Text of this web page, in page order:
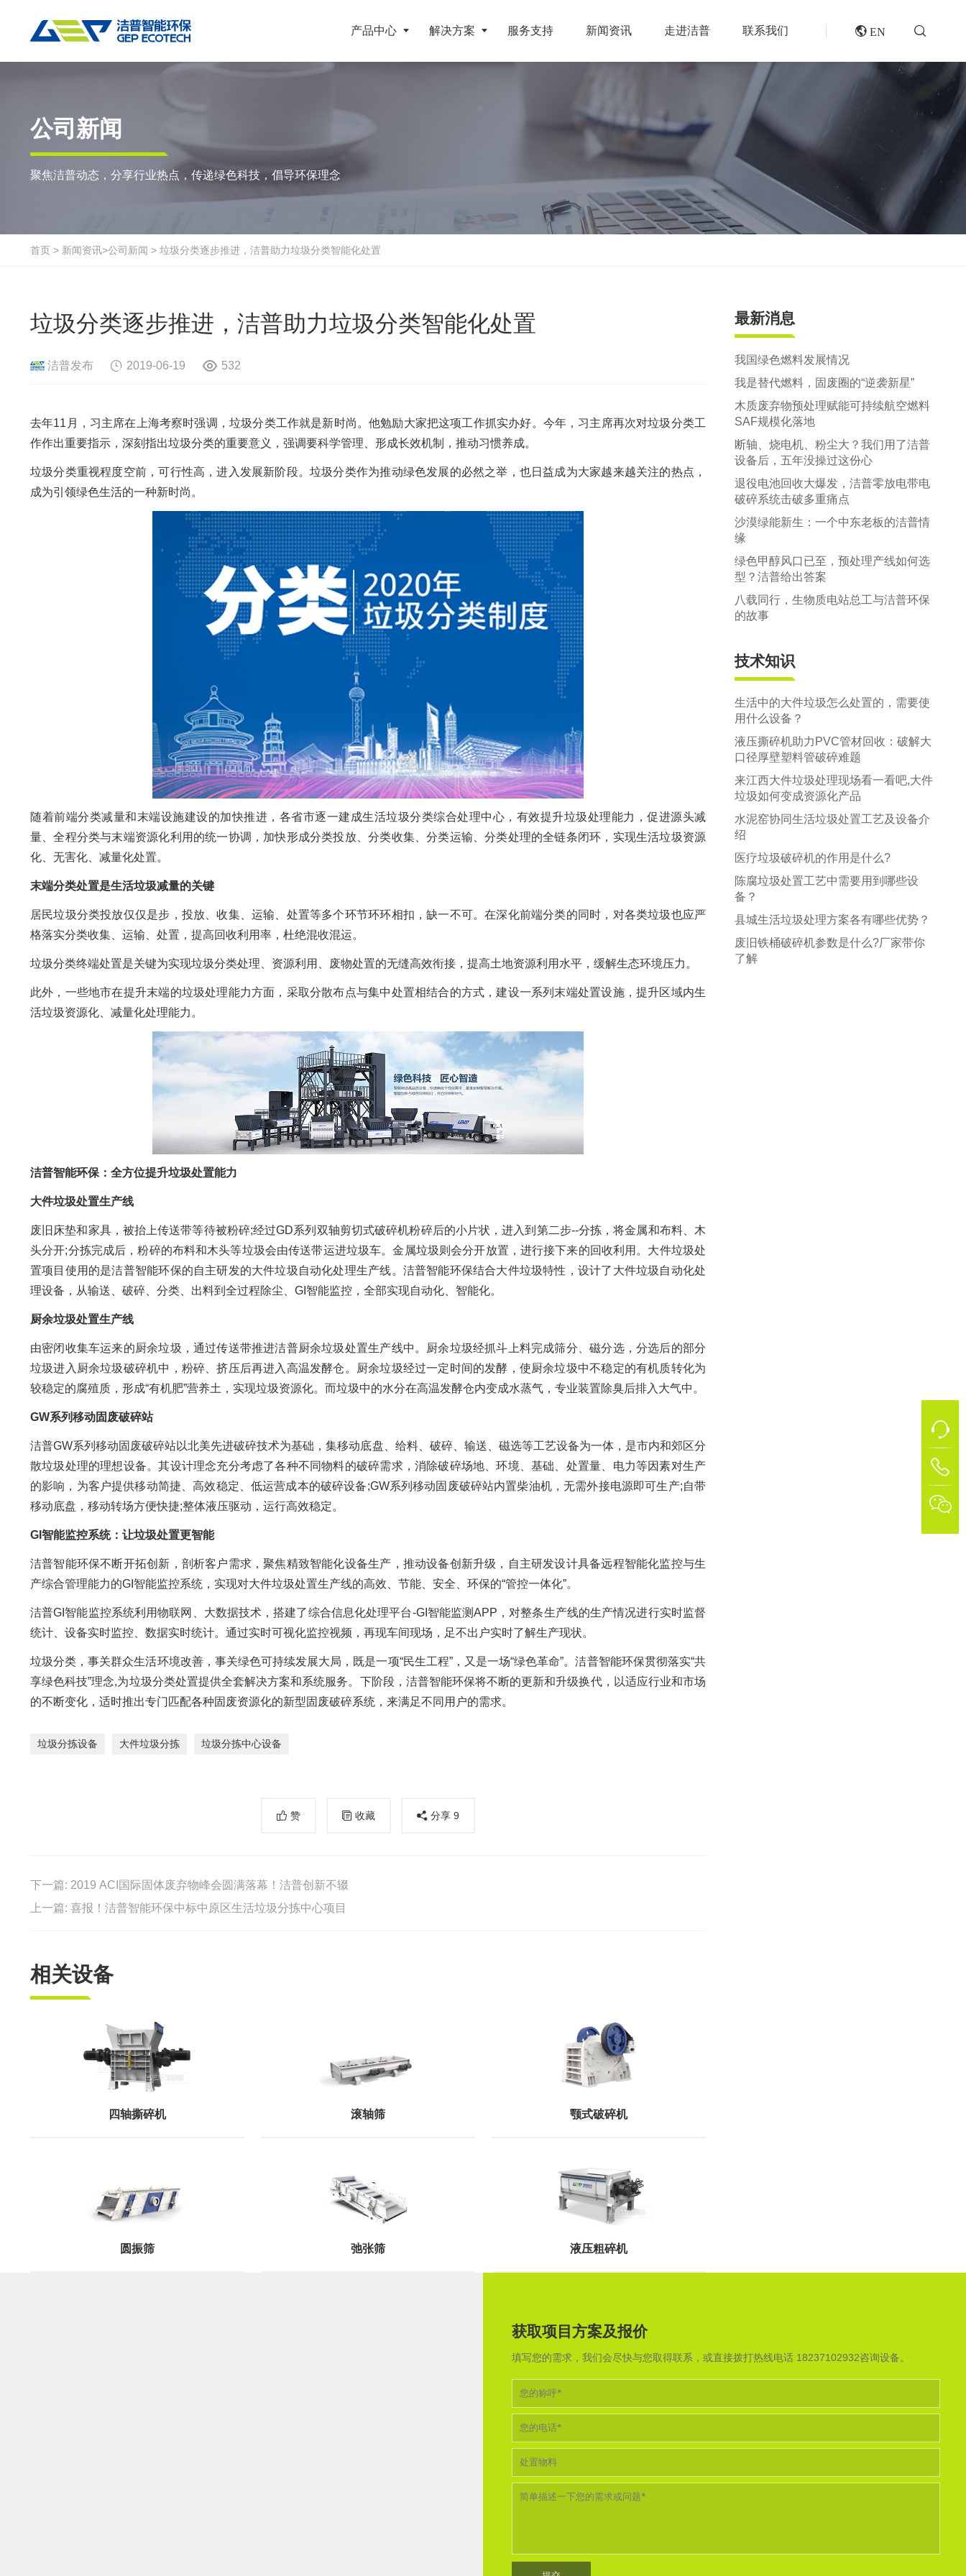
产品中心
撕碎设备
双轴撕碎机
单轴撕碎机
液压粗碎机
环锤式粉碎机
鼓式粉碎机
通用型粉碎机
破碎设备
立轴冲击式破碎机
挤压成型设备
生物质颗粒机
液压打包机
封闭式破碎系统
废轮胎热解系统
橡胶破胶机组
分选分离设备
滚筒筛
磁选机
涡电流分选机
解决方案
重点应用
RDF/SRF燃料制备系统
大件垃圾资源化系统
生物质资源化系统
危险废物资源化系统
陈腐垃圾 废电池
风电叶片 废旧电缆
废桶 硬盘
废旧电路板 旧沙发床垫
江苏地区年产10万吨废纺替代燃料生产线
北京某再生资源分拣中心项目
江西大件垃圾资源化处置项目
浙江工业固废RDF燃料生产线
广东移动式建筑垃圾处理项目
专题报道
风电叶片回收处理方案及核心设备
垃圾衍生燃料RDF/SRF生产线系统
再生资源绿色分拣中心的建设规划和设备选择
水泥窑协同处置固废预处理系统
郑州市中原区生活垃圾分拣中心项目
建筑,装修,大件垃圾三位一体联合处置
服务支持 新闻资讯 走进洁普 联系我们  EN
公司新闻
聚焦洁普动态，分享行业热点，传递绿色科技，倡导环保理念
首页 > 新闻资讯>公司新闻 > 垃圾分类逐步推进，洁普助力垃圾分类智能化处置
垃圾分类逐步推进，洁普助力垃圾分类智能化处置
洁普发布 2019-06-19 532
去年11月，习主席在上海考察时强调，垃圾分类工作就是新时尚。他勉励大家把这项工作抓实办好。今年，习主席再次对垃圾分类工
作作出重要指示，深刻指出垃圾分类的重要意义，强调要科学管理、形成长效机制，推动习惯养成。
垃圾分类重视程度空前，可行性高，进入发展新阶段。垃圾分类作为推动绿色发展的必然之举，也日益成为大家越来越关注的热点，
成为引领绿色生活的一种新时尚。
随着前端分类减量和末端设施建设的加快推进，各省市逐一建成生活垃圾分类综合处理中心，有效提升垃圾处理能力，促进源头减
量、全程分类与末端资源化利用的统一协调，加快形成分类投放、分类收集、分类运输、分类处理的全链条闭环，实现生活垃圾资源
化、无害化、减量化处置。
末端分类处置是生活垃圾减量的关键
居民垃圾分类投放仅仅是步，投放、收集、运输、处置等多个环节环环相扣，缺一不可。在深化前端分类的同时，对各类垃圾也应严
格落实分类收集、运输、处置，提高回收利用率，杜绝混收混运。
垃圾分类终端处置是关键为实现垃圾分类处理、资源利用、废物处置的无缝高效衔接，提高土地资源利用水平，缓解生态环境压力。
此外，一些地市在提升末端的垃圾处理能力方面，采取分散布点与集中处置相结合的方式，建设一系列末端处置设施，提升区域内生
活垃圾资源化、减量化处理能力。
洁普智能环保：全方位提升垃圾处置能力
大件垃圾处置生产线
废旧床垫和家具，被抬上传送带等待被粉碎;经过GD系列双轴剪切式破碎机粉碎后的小片状，进入到第二步--分拣，将金属和布料、木
头分开;分拣完成后，粉碎的布料和木头等垃圾会由传送带运进垃圾车。金属垃圾则会分开放置，进行接下来的回收利用。大件垃圾处
置项目使用的是洁普智能环保的自主研发的大件垃圾自动化处理生产线。洁普智能环保结合大件垃圾特性，设计了大件垃圾自动化处
理设备，从输送、破碎、分类、出料到全过程除尘、GI智能监控，全部实现自动化、智能化。
厨余垃圾处置生产线
由密闭收集车运来的厨余垃圾，通过传送带推进洁普厨余垃圾处置生产线中。厨余垃圾经抓斗上料完成筛分、磁分选，分选后的部分
垃圾进入厨余垃圾破碎机中，粉碎、挤压后再进入高温发酵仓。厨余垃圾经过一定时间的发酵，使厨余垃圾中不稳定的有机质转化为
较稳定的腐殖质，形成“有机肥”营养土，实现垃圾资源化。而垃圾中的水分在高温发酵仓内变成水蒸气，专业装置除臭后排入大气中。
GW系列移动固废破碎站
洁普GW系列移动固废破碎站以北美先进破碎技术为基础，集移动底盘、给料、破碎、输送、磁选等工艺设备为一体，是市内和郊区分
散垃圾处理的理想设备。其设计理念充分考虑了各种不同物料的破碎需求，消除破碎场地、环境、基础、处置量、电力等因素对生产
的影响，为客户提供移动简捷、高效稳定、低运营成本的破碎设备;GW系列移动固废破碎站内置柴油机，无需外接电源即可生产;自带
移动底盘，移动转场方便快捷;整体液压驱动，运行高效稳定。
GI智能监控系统：让垃圾处置更智能
洁普智能环保不断开拓创新，剖析客户需求，聚焦精致智能化设备生产，推动设备创新升级，自主研发设计具备远程智能化监控与生
产综合管理能力的GI智能监控系统，实现对大件垃圾处置生产线的高效、节能、安全、环保的“管控一体化”。
洁普GI智能监控系统利用物联网、大数据技术，搭建了综合信息化处理平台-GI智能监测APP，对整条生产线的生产情况进行实时监督
统计、设备实时监控、数据实时统计。通过实时可视化监控视频，再现车间现场，足不出户实时了解生产现状。
垃圾分类，事关群众生活环境改善，事关绿色可持续发展大局，既是一项“民生工程”，又是一场“绿色革命”。洁普智能环保贯彻落实“共
享绿色科技”理念,为垃圾分类处置提供全套解决方案和系统服务。下阶段，洁普智能环保将不断的更新和升级换代，以适应行业和市场
的不断变化，适时推出专门匹配各种固废资源化的新型固废破碎系统，来满足不同用户的需求。
垃圾分拣设备 大件垃圾分拣 垃圾分拣中心设备
赞 收藏 分享 9
下一篇: 2019 ACI国际固体废弃物峰会圆满落幕！洁普创新不辍
上一篇: 喜报！洁普智能环保中标中原区生活垃圾分拣中心项目
相关设备
四轴撕碎机 滚轴筛 颚式破碎机
圆振筛 弛张筛 液压粗碎机
最新消息
我国绿色燃料发展情况
我是替代燃料，固废圈的“逆袭新星”
木质废弃物预处理赋能可持续航空燃料
SAF规模化落地
断轴、烧电机、粉尘大？我们用了洁普
设备后，五年没操过这份心
退役电池回收大爆发，洁普零放电带电
破碎系统击破多重痛点
沙漠绿能新生：一个中东老板的洁普情
缘
绿色甲醇风口已至，预处理产线如何选
型？洁普给出答案
八载同行，生物质电站总工与洁普环保
的故事
技术知识
生活中的大件垃圾怎么处置的，需要使
用什么设备？
液压撕碎机助力PVC管材回收：破解大
口径厚壁塑料管破碎难题
来江西大件垃圾处理现场看一看吧,大件
垃圾如何变成资源化产品
水泥窑协同生活垃圾处置工艺及设备介
绍
医疗垃圾破碎机的作用是什么?
陈腐垃圾处置工艺中需要用到哪些设
备？
县城生活垃圾处理方案各有哪些优势？
废旧铁桶破碎机参数是什么?厂家带你
了解
获取项目方案及报价
填写您的需求，我们会尽快与您取得联系，或直接拨打热线电话 18237102932咨询设备。
